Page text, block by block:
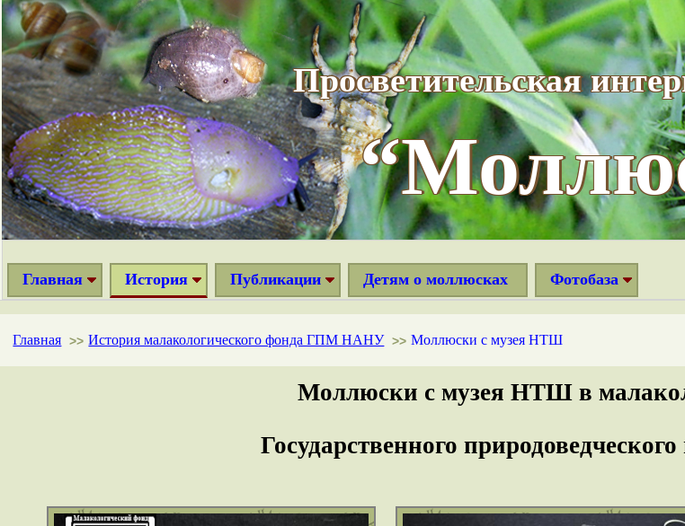
Просветительская
Главная История Публикации Детям о моллюсках Фотобаза
Главная >> История малакологического фонда ГПМ НАНУ >> Моллюски с музея НТШ
Моллюски с музея НТШ в
Государственного